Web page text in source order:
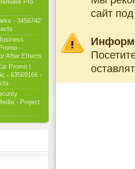
сайт
Pro
- 3456742
-
After Effects
Promo |
- 63569166 -
- Project